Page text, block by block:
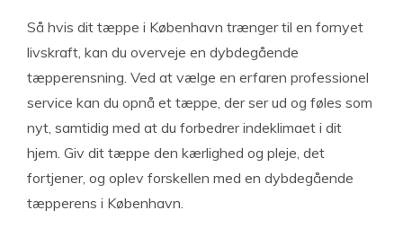
Så hvis dit tæppe i København trænger til en fornyet
livskraft, kan du overveje en dybdegående
tæpperensning. Ved at vælge en erfaren professionel
service kan du opnå et tæppe, der ser ud og føles som
nyt, samtidig med at du forbedrer indeklimaet i dit
hjem. Giv dit tæppe den kærlighed og pleje, det
fortjener, og oplev forskellen med en dybdegående
tæpperens i København.